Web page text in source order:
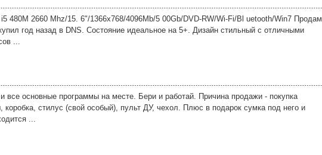
480M 2660 Mhz/15. 6"/1366x768/4096Mb/5 00Gb/DVD-RW/Wi-Fi/Bl uetooth/Win7 Продам
год назад в DNS. Состояние идеальное на 5+. Дизайн стильный с отличными
...
все основные программы на месте. Бери и работай. Причина продажи - покупка
стилус (свой особый), пульт ДУ, чехол. Плюс в подарок сумка под него и
...